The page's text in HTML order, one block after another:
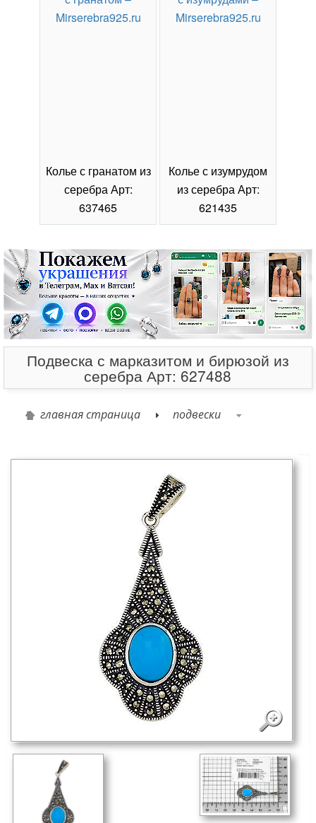
Колье с гранатом из
серебра Арт:
637465
Колье с изумрудом
из серебра Арт:
621435
Подвеска с марказитом и бирюзой из
серебра Арт: 627488
главная страница подвески